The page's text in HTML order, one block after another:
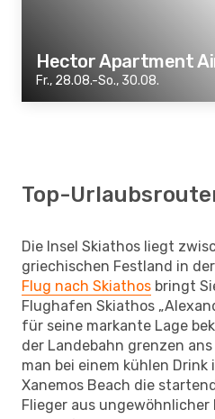
Hector Apartment
Fr., 28.08.-So., 30.08.
Top-
Die Insel Skiathos liegt
griechischen Festland in
Flug nach Skiathos bringt
Flughafen Skiathos
für seine markante Lage
der Landebahn grenzen
man bei einem kühlen Drink
Xanemos Beach die
Flieger aus ungewöhnlicher